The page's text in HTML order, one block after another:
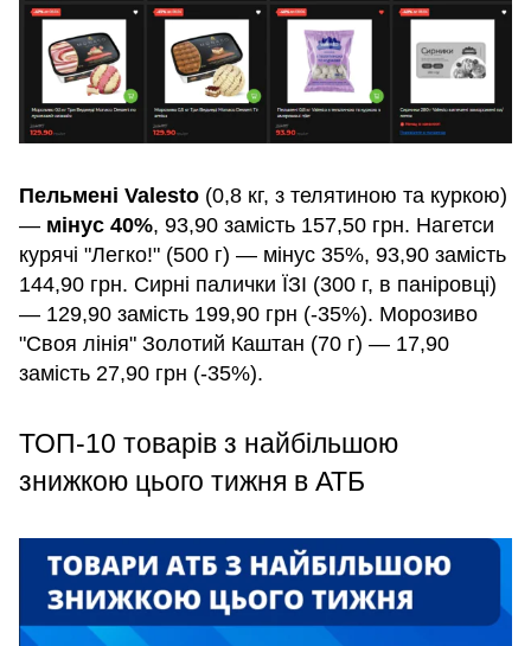
Пельмені Valesto (0,8 кг, з телятиною та куркою)
— мінус 40%, 93,90 замість 157,50 грн. Нагетси
курячі "Легко!" (500 г) — мінус 35%, 93,90 замість
144,90 грн. Сирні палички ЇЗІ (300 г, в паніровці)
— 129,90 замість 199,90 грн (-35%). Морозиво
"Своя лінія" Золотий Каштан (70 г) — 17,90
замість 27,90 грн (-35%).
ТОП-10 товарів з найбільшою
знижкою цього тижня в АТБ